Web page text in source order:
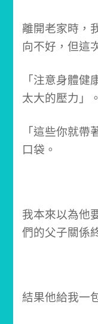
離開老家時，
向不好，但這
「注意身體
太大的壓力」。
「這些你就帶
口袋。
我本來以為他
們的父子關係
結果他給我一